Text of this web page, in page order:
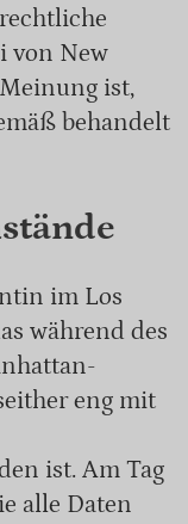
von New
ist,
behandelt
im Los
während des
eng mit
ist. Am Tag
alle Daten